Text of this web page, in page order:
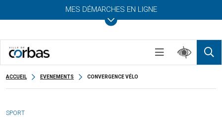
MES DÉMARCHES EN LIGNE
ACCUEIL EVENEMENTS CONVERGENCE VÉLO
SPORT